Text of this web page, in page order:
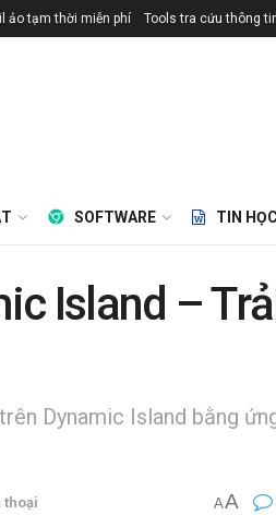
ảo tạm thời miễn phí Tools tra cứu thông
SOFTWARE TIN
Island –
Dynamic Island bằng
thoại AA